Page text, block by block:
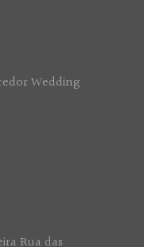
Rua das